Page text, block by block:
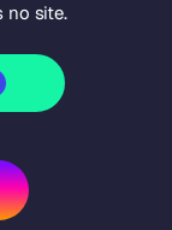
no site.